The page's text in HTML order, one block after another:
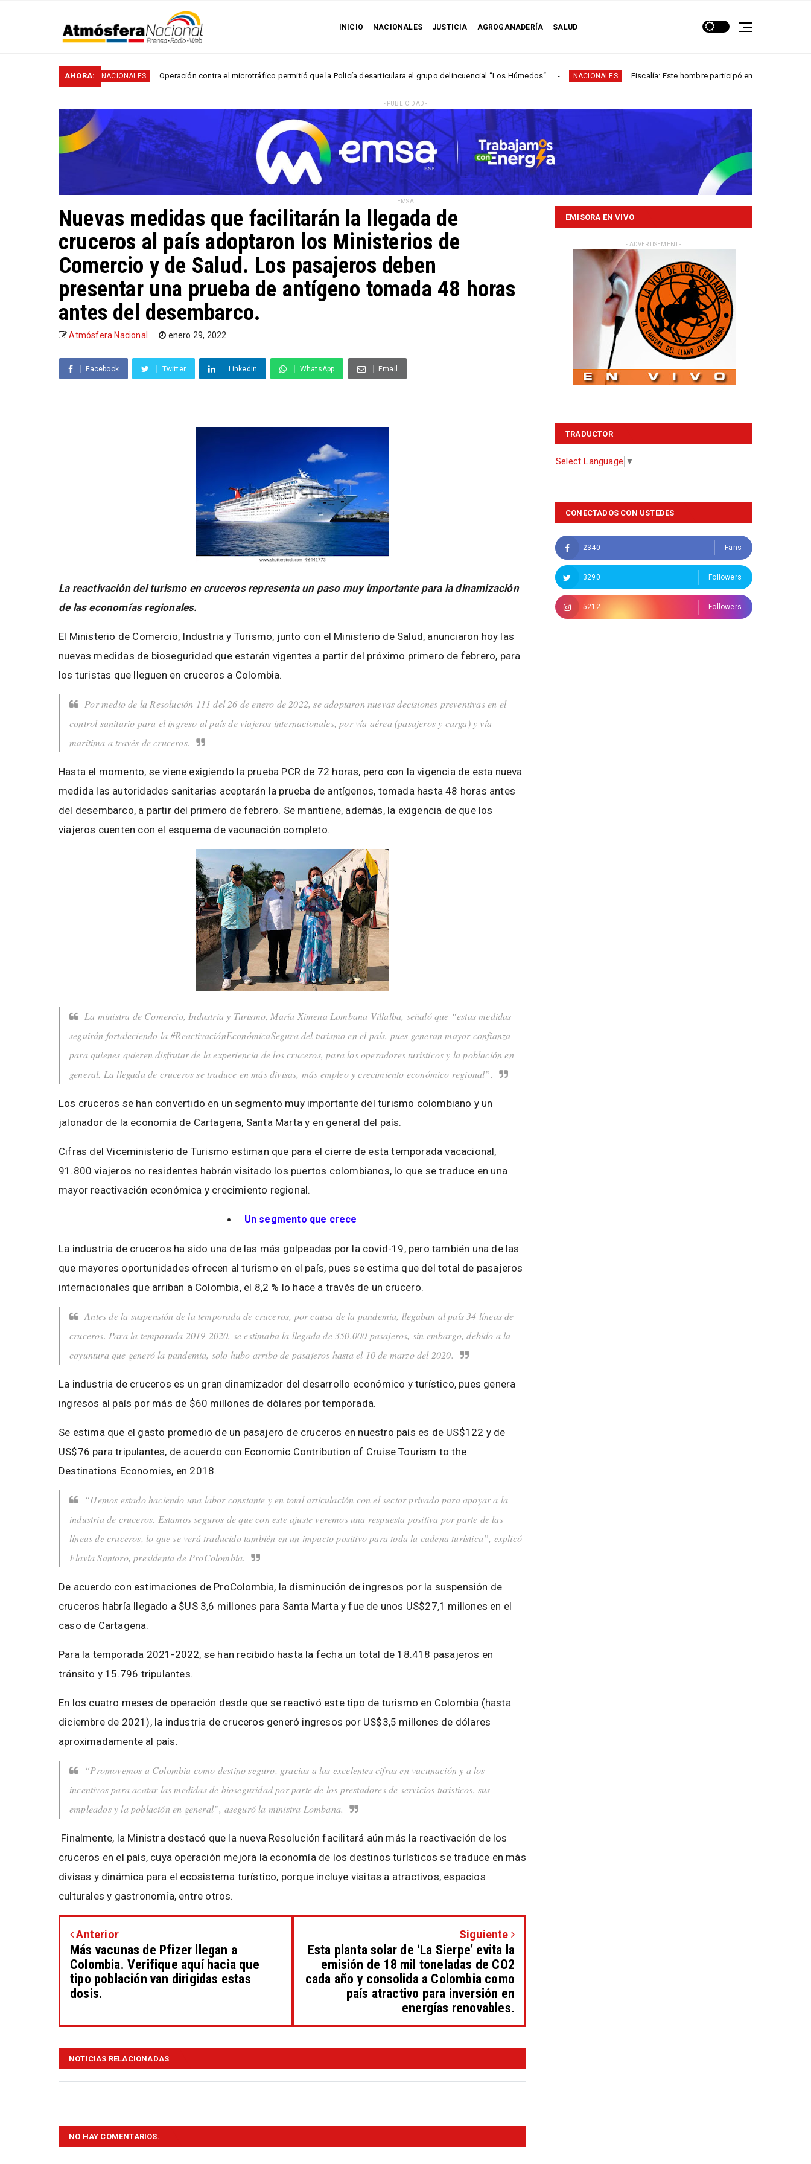
INICIO NACIONALES JUSTICIA AGROGANADERÍA SALUD
AHORA:
NACIONALES Operación contra el microtráfico permitió que la Policía desarticulara el grupo delincuencial “Los Húmedos“ NACIONALES Fiscalía: Este hombre participó en más de 60 homicidios en...
- PUBLICIDAD -
EMSA
Nuevas medidas que facilitarán la llegada de
cruceros al país adoptaron los Ministerios de
Comercio y de Salud. Los pasajeros deben
presentar una prueba de antígeno tomada 48 horas
antes del desembarco.
Atmósfera Nacional enero 29, 2022
Facebook Twitter Linkedin WhatsApp Email
La reactivación del turismo en cruceros representa un paso muy importante para la dinamización
de las economías regionales.
El Ministerio de Comercio, Industria y Turismo, junto con el Ministerio de Salud, anunciaron hoy las
nuevas medidas de bioseguridad que estarán vigentes a partir del próximo primero de febrero, para
los turistas que lleguen en cruceros a Colombia.
Por medio de la Resolución 111 del 26 de enero de 2022, se adoptaron nuevas decisiones preventivas en el
control sanitario para el ingreso al país de viajeros internacionales, por vía aérea (pasajeros y carga) y vía
marítima a través de cruceros.
Hasta el momento, se viene exigiendo la prueba PCR de 72 horas, pero con la vigencia de esta nueva
medida las autoridades sanitarias aceptarán la prueba de antígenos, tomada hasta 48 horas antes
del desembarco, a partir del primero de febrero. Se mantiene, además, la exigencia de que los
viajeros cuenten con el esquema de vacunación completo.
La ministra de Comercio, Industria y Turismo, María Ximena Lombana Villalba, señaló que “estas medidas
seguirán fortaleciendo la #ReactivaciónEconómicaSegura del turismo en el país, pues generan mayor confianza
para quienes quieren disfrutar de la experiencia de los cruceros, para los operadores turísticos y la población en
general. La llegada de cruceros se traduce en más divisas, más empleo y crecimiento económico regional”.
Los cruceros se han convertido en un segmento muy importante del turismo colombiano y un
jalonador de la economía de Cartagena, Santa Marta y en general del país.
Cifras del Viceministerio de Turismo estiman que para el cierre de esta temporada vacacional,
91.800 viajeros no residentes habrán visitado los puertos colombianos, lo que se traduce en una
mayor reactivación económica y crecimiento regional.
Un segmento que crece
La industria de cruceros ha sido una de las más golpeadas por la covid-19, pero también una de las
que mayores oportunidades ofrecen al turismo en el país, pues se estima que del total de pasajeros
internacionales que arriban a Colombia, el 8,2 % lo hace a través de un crucero.
Antes de la suspensión de la temporada de cruceros, por causa de la pandemia, llegaban al país 34 líneas de
cruceros. Para la temporada 2019-2020, se estimaba la llegada de 350.000 pasajeros, sin embargo, debido a la
coyuntura que generó la pandemia, solo hubo arribo de pasajeros hasta el 10 de marzo del 2020.
La industria de cruceros es un gran dinamizador del desarrollo económico y turístico, pues genera
ingresos al país por más de $60 millones de dólares por temporada.
Se estima que el gasto promedio de un pasajero de cruceros en nuestro país es de US$122 y de
US$76 para tripulantes, de acuerdo con Economic Contribution of Cruise Tourism to the
Destinations Economies, en 2018.
“Hemos estado haciendo una labor constante y en total articulación con el sector privado para apoyar a la
industria de cruceros. Estamos seguros de que con este ajuste veremos una respuesta positiva por parte de las
líneas de cruceros, lo que se verá traducido también en un impacto positivo para toda la cadena turística”, explicó
Flavia Santoro, presidenta de ProColombia.
De acuerdo con estimaciones de ProColombia, la disminución de ingresos por la suspensión de
cruceros habría llegado a $US 3,6 millones para Santa Marta y fue de unos US$27,1 millones en el
caso de Cartagena.
Para la temporada 2021-2022, se han recibido hasta la fecha un total de 18.418 pasajeros en
tránsito y 15.796 tripulantes.
En los cuatro meses de operación desde que se reactivó este tipo de turismo en Colombia (hasta
diciembre de 2021), la industria de cruceros generó ingresos por US$3,5 millones de dólares
aproximadamente al país.
“Promovemos a Colombia como destino seguro, gracias a las excelentes cifras en vacunación y a los
incentivos para acatar las medidas de bioseguridad por parte de los prestadores de servicios turísticos, sus
empleados y la población en general”, aseguró la ministra Lombana.
Finalmente, la Ministra destacó que la nueva Resolución facilitará aún más la reactivación de los
cruceros en el país, cuya operación mejora la economía de los destinos turísticos se traduce en más
divisas y dinámica para el ecosistema turístico, porque incluye visitas a atractivos, espacios
culturales y gastronomía, entre otros.
Anterior
Más vacunas de Pfizer llegan a
Colombia. Verifique aquí hacia que
tipo población van dirigidas estas
dosis.
Siguiente
Esta planta solar de ‘La Sierpe’ evita la
emisión de 18 mil toneladas de CO2
cada año y consolida a Colombia como
país atractivo para inversión en
energías renovables.
NOTICIAS RELACIONADAS
NO HAY COMENTARIOS.
EMISORA EN VIVO
- ADVERTISEMENT -
TRADUCTOR
Select Language ▼
CONECTADOS CON USTEDES
2340 Fans
3290 Followers
5212 Followers